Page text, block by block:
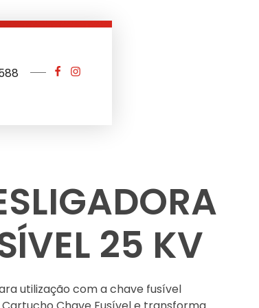
25 KV
utilização com a chave fusível